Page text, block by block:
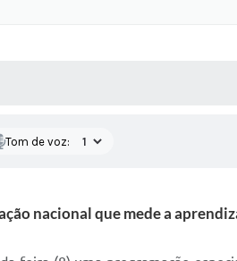
Tom de voz:
nacional que mede a